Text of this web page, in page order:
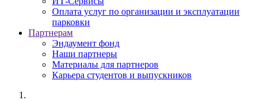
Оплата услуг по организации и эксплуатации
парковки
Партнерам
Эндаумент фонд
Наши партнеры
Материалы для партнеров
Карьера студентов и выпускников